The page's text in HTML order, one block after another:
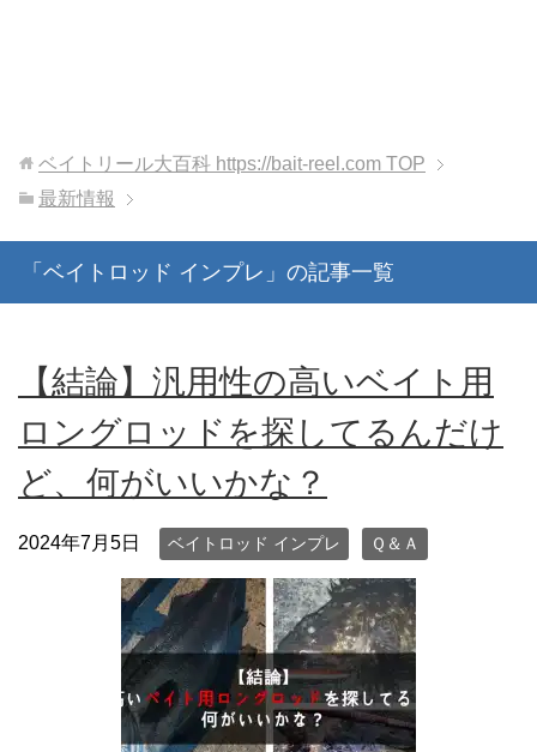
ベイトリール大百科 https://bait-reel.com TOP
最新情報
「ベイトロッド インプレ」の記事一覧
【結論】汎用性の高いベイト用
ロングロッドを探してるんだけ
ど、何がいいかな？
2024年7月5日 ベイトロッド インプレ Ｑ＆Ａ